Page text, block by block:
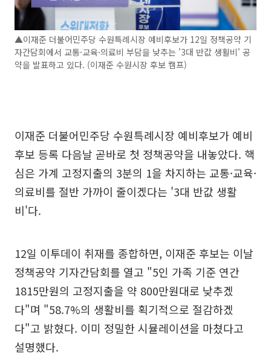
▲이재준 더불어민주당 수원특례시장 예비후보가 12일 정책공약 기
자간담회에서 교통·교육·의료비 부담을 낮추는 '3대 반값 생활비' 공
약을 발표하고 있다. (이재준 수원시장 후보 캠프)
이재준 더불어민주당 수원특례시장 예비후보가 예비
후보 등록 다음날 곧바로 첫 정책공약을 내놓았다. 핵
심은 가계 고정지출의 3분의 1을 차지하는 교통·교육·
의료비를 절반 가까이 줄이겠다는 '3대 반값 생활
비'다.
12일 이투데이 취재를 종합하면, 이재준 후보는 이날
정책공약 기자간담회를 열고 "5인 가족 기준 연간
1815만원의 고정지출을 약 800만원대로 낮추겠
다"며 "58.7%의 생활비를 획기적으로 절감하겠
다"고 밝혔다. 이미 정밀한 시뮬레이션을 마쳤다고
설명했다.